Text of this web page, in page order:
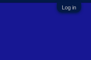
Log in